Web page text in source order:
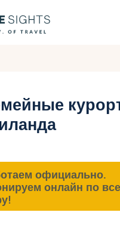
туры
официально.
онлайн по